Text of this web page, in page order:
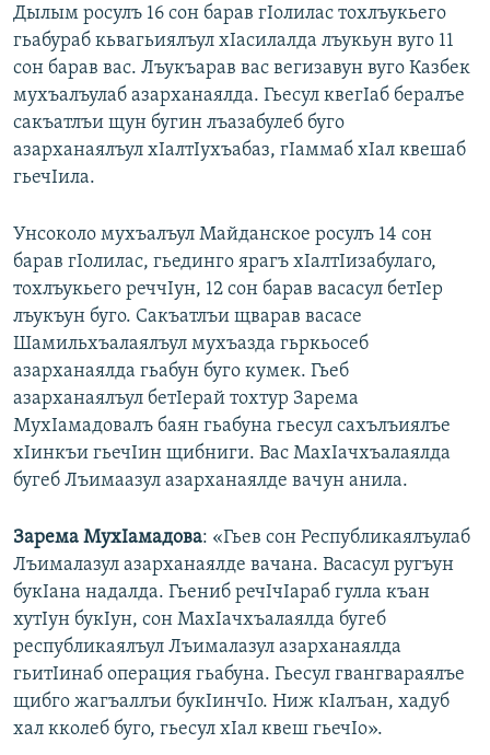
Дылым росулъ 16 сон барав гIолилас тохлъукьего
гьабураб кьвагьиялъул хIасилалда лъукьун вуго 11
сон барав вас. Лъукъарав вас вегизавун вуго Казбек
мухъалъулаб азарханаялда. Гьесул квегIаб бералъе
сакъатлъи щун бугин лъазабулеб буго
азарханаялъул хIалтIухъабаз, гIаммаб хIал квешаб
гьечIила.
Унсоколо мухъалъул Майданское росулъ 14 сон
барав гIолилас, гьединго ярагъ хIалтIизабулаго,
тохлъукьего реччIун, 12 сон барав васасул бетIер
лъукъун буго. Сакъатлъи щварав васасе
Шамильхъалаялъул мухъазда гьркьосеб
азарханаялда гьабун буго кумек. Гьеб
азарханаялъул бетIерай тохтур Зарема
МухIамадовалъ баян гьабуна гьесул сахълъиялъе
хIинкъи гьечIин щибниги. Вас МахIачхъалаялда
бугеб Лъимаазул азарханаялде вачун анила.
Зарема МухIамадова: «Гьев сон Республикаялъулаб
Лъималазул азарханаялде вачана. Васасул ругъун
букIана надалда. Гьениб речIчIараб гулла къан
хутIун букIун, сон МахIачхъалаялда бугеб
республикаялъул Лъималазул азарханаялда
гьитIинаб операция гьабуна. Гьесул гвангвараялъе
щибго жагъаллъи букIинчIо. Ниж кIалъан, хадуб
хал кколеб буго, гьесул хIал квеш гьечIо».